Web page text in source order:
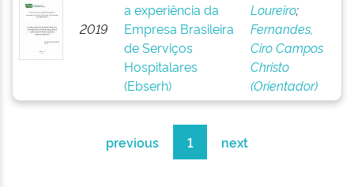
2019
a experiência da
Empresa Brasileira
de Serviços
Hospitalares
(Ebserh)
Loureiro;
Fernandes,
Ciro Campos
Christo
(Orientador)
previous 1 next